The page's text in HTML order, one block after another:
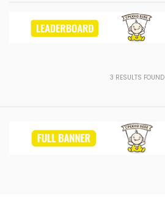
3 RESULTS FOUND